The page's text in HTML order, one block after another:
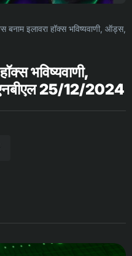
बनाम इलावरा हॉक्स भविष्यवाणी, ऑड्स,
भविष्यवाणी,
25/12/2024